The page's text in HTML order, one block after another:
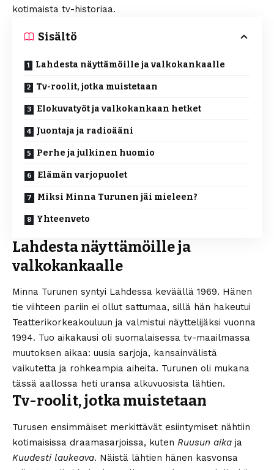
kotimaista tv-historiaa.
Sisältö
Lahdesta näyttämöille ja valkokankaalle
Tv-roolit, jotka muistetaan
Elokuvatyöt ja valkokankaan hetket
Juontaja ja radioääni
Perhe ja julkinen huomio
Elämän varjopuolet
Miksi Minna Turunen jäi mieleen?
Yhteenveto
Lahdesta näyttämöille ja
valkokankaalle
Minna Turunen syntyi Lahdessa keväällä 1969. Hänen
tie viihteen pariin ei ollut sattumaa, sillä hän hakeutui
Teatterikorkeakouluun ja valmistui näyttelijäksi vuonna
1994. Tuo aikakausi oli suomalaisessa tv-maailmassa
muutoksen aikaa: uusia sarjoja, kansainvälistä
vaikutetta ja rohkeampia aiheita. Turunen oli mukana
tässä aallossa heti uransa alkuvuosista lähtien.
Tv-roolit, jotka muistetaan
Turusen ensimmäiset merkittävät esiintymiset nähtiin
kotimaisissa draamasarjoissa, kuten Ruusun aika ja
Kuudesti laukeava. Näistä lähtien hänen kasvonsa